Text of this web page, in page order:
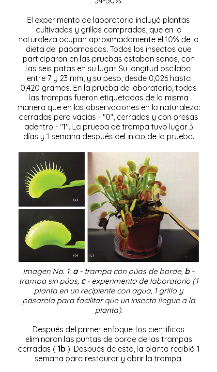
El experimento de laboratorio incluyó plantas
cultivadas y grillos comprados, que en la
naturaleza ocupan aproximadamente el 10% de la
dieta del papamoscas. Todos los insectos que
participaron en las pruebas estaban sanos, con
las seis patas en su lugar. Su longitud oscilaba
entre 7 y 23 mm, y su peso, desde 0,026 hasta
0,420 gramos. En la prueba de laboratorio, todas
las trampas fueron etiquetadas de la misma
manera que en las observaciones en la naturaleza:
cerradas pero vacías - "0", cerradas y con presas
adentro - "1". La prueba de trampa tuvo lugar 3
días y 1 semana después del inicio de la prueba.
Imagen No. 1: a- trampa con púas de borde, b-
trampa sin púas, c- experimento de laboratorio (1
planta en un recipiente con agua, 1 grillo y
pasarela para facilitar que un insecto llegue a la
planta).
Después del primer enfoque, los científicos
eliminaron las puntas de borde de las trampas
cerradas ( 1b). Después de esto, la planta recibió 1
semana para restaurar y abrir la trampa.